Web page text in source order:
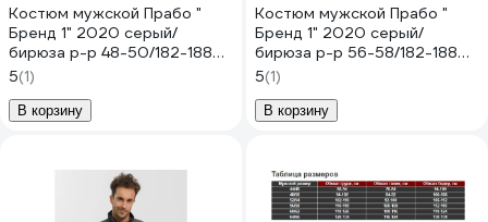
Костюм мужской Прабо "
Бренд 1" 2020 серый/
бирюза р-р 48-50/182-188
32174
5(1)
В корзину
Костюм мужской Прабо "
Бренд 1" 2020 серый/
бирюза р-р 56-58/182-188
32423
5(1)
В корзину